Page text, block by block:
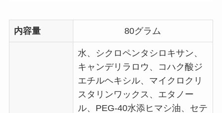
内容量 80グラム
水、シクロペンタシロキサン、
キャンデリラロウ、コハク酸ジ
エチルヘキシル、マイクロクリ
スタリンワックス、エタノー
ル、PEG-40水添ヒマシ油、セテ